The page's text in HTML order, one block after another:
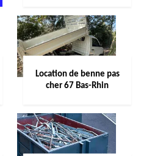
Location de benne pas
cher 67 Bas-Rhin